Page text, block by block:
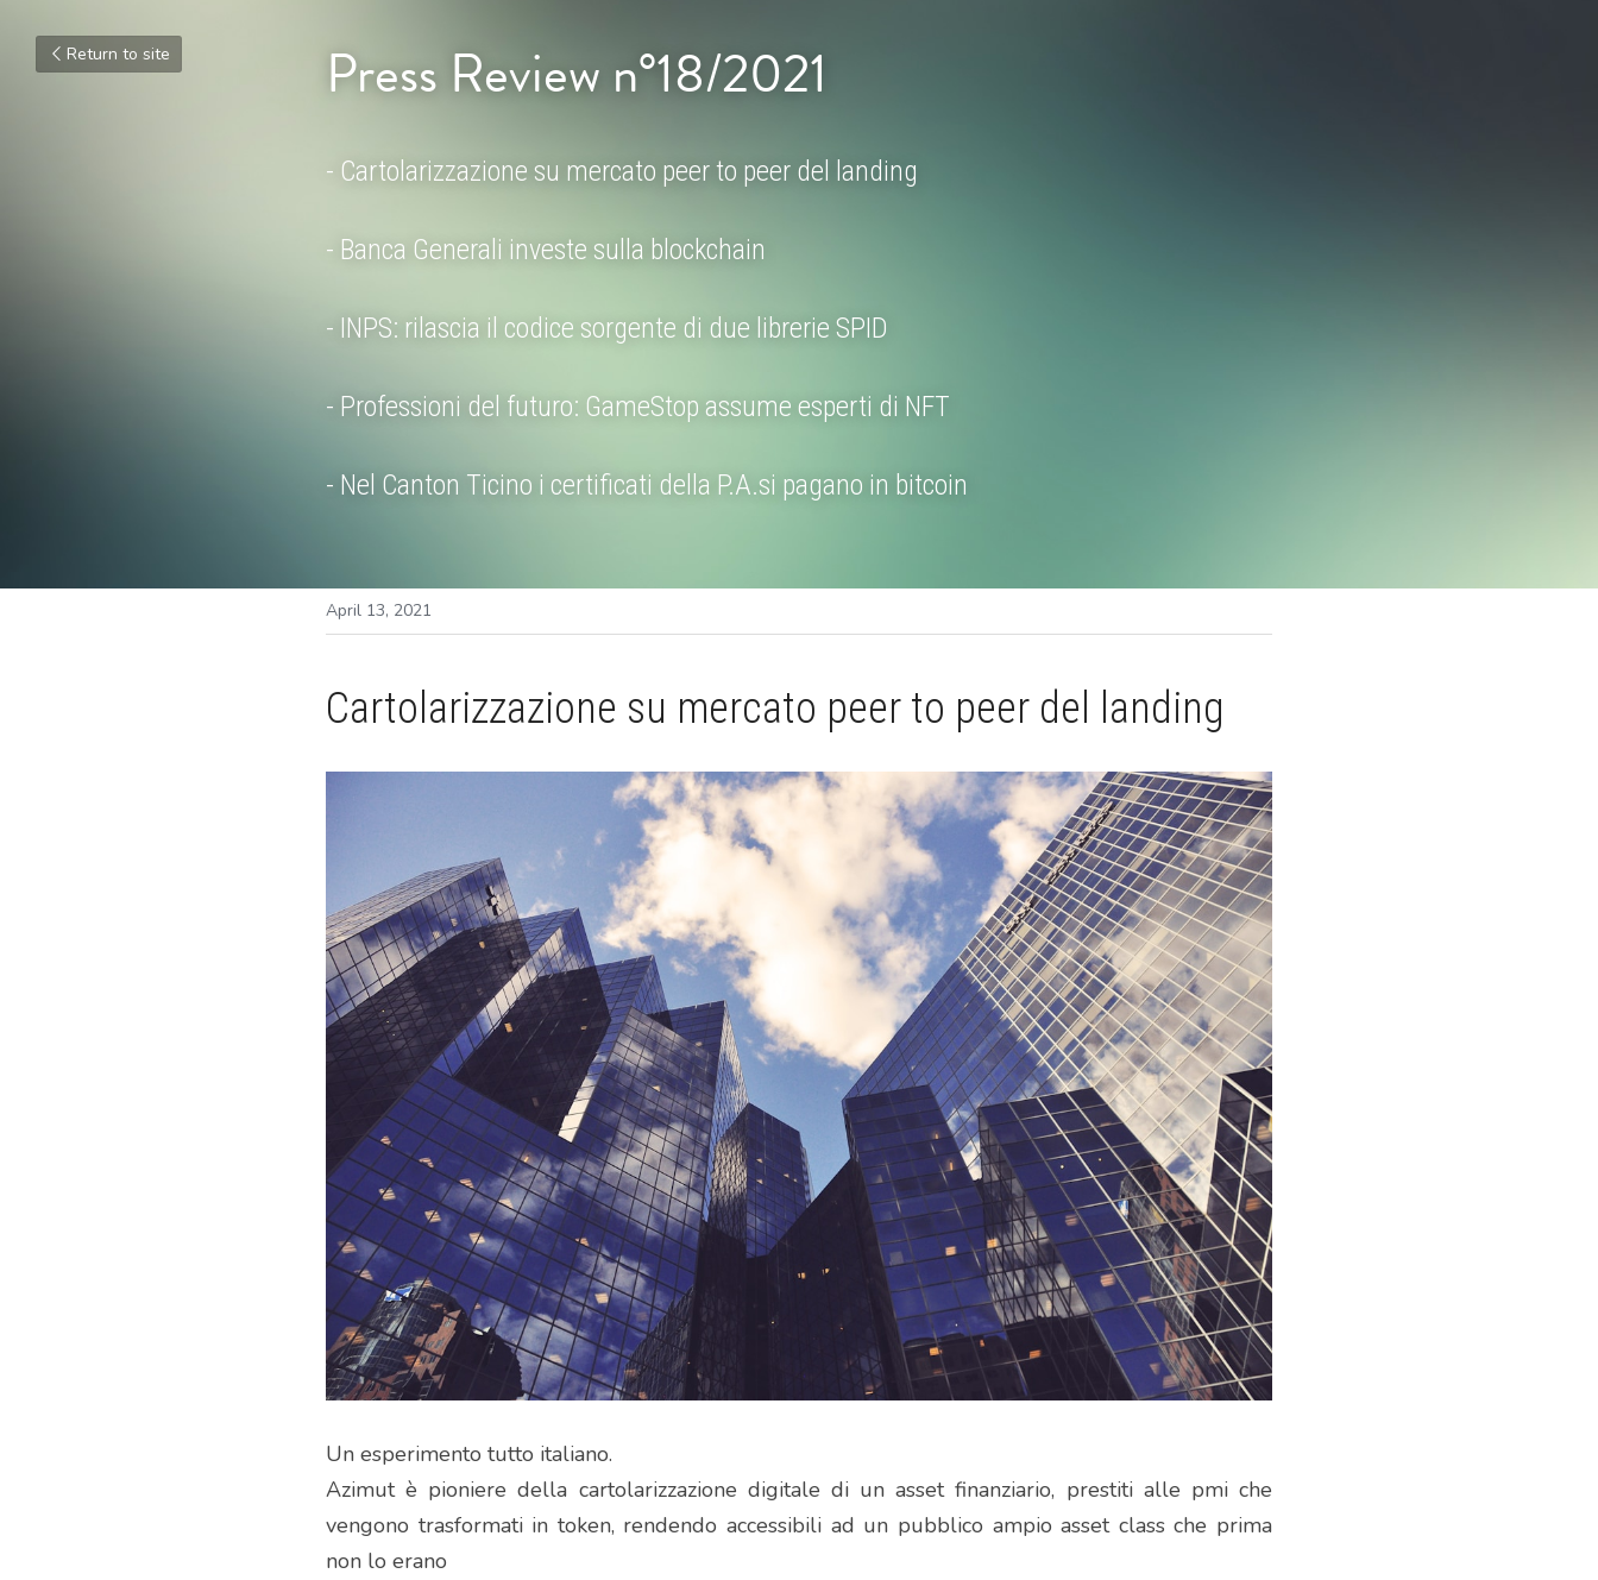
Return to site Press Review n°18/2021
- Cartolarizzazione su mercato peer to peer del landing
- Banca Generali investe sulla blockchain
- INPS: rilascia il codice sorgente di due librerie SPID
- Professioni del futuro: GameStop assume esperti di NFT
- Nel Canton Ticino i certificati della P.A.si pagano in bitcoin
April 13, 2021
Cartolarizzazione su mercato peer to peer del landing
Un esperimento tutto italiano.
Azimut è pioniere della cartolarizzazione digitale di un asset finanziario, prestiti alle pmi che
vengono trasformati in token, rendendo accessibili ad un pubblico ampio asset class che prima
non lo erano